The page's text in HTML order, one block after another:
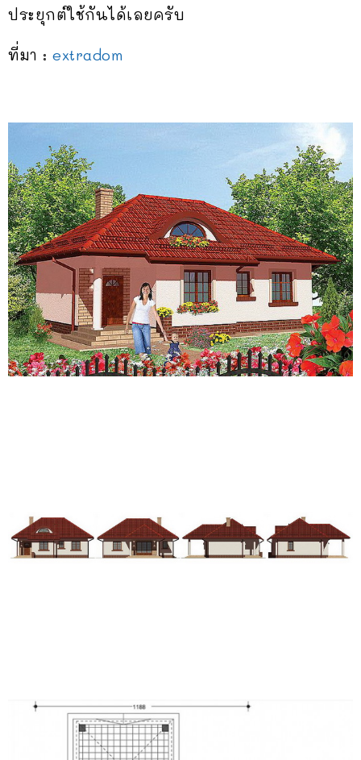
ประยุกต์ใช้กันได้เลยครับ
ที่มา : extradom